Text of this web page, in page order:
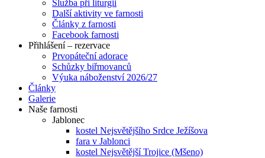
Služba při liturgii
Další aktivity ve farnosti
Články z farnosti
Facebook farnosti
Přihlášení – rezervace
Prvopáteční adorace
Schůzky biřmovanců
Výuka náboženství 2026/27
Články
Galerie
Naše farnosti
Jablonec
kostel Nejsvětějšího Srdce Ježíšova
fara v Jablonci
kostel Nejsvětější Trojice (Mšeno)